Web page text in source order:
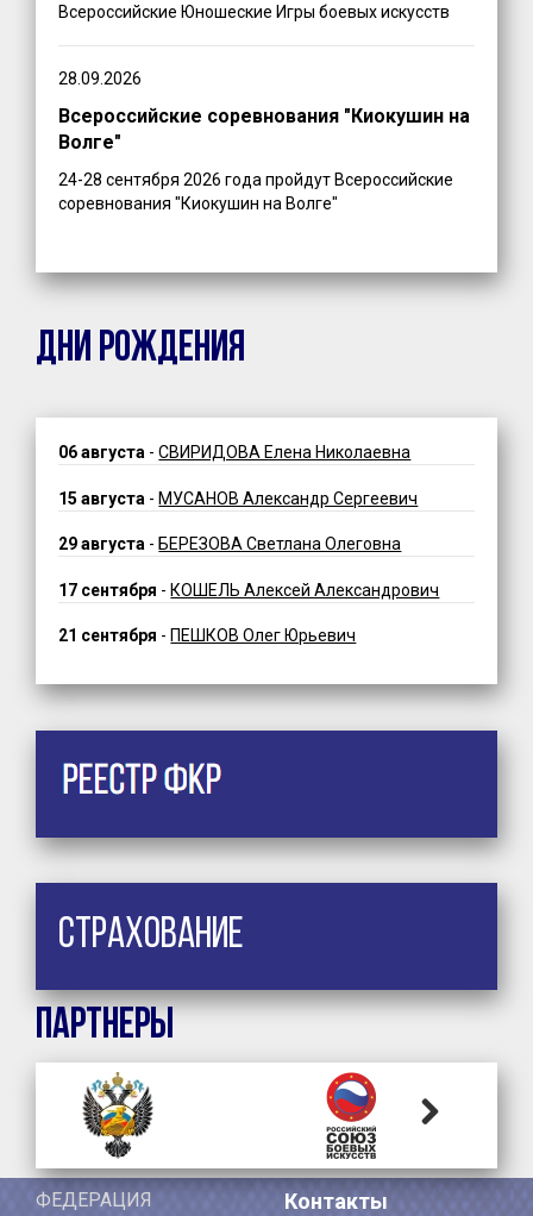
Всероссийские Юношеские Игры боевых искусств
28.09.2026
Всероссийские соревнования "Киокушин на
Волге"
24-28 сентября 2026 года пройдут Всероссийские
соревнования "Киокушин на Волге"
ДНИ РОЖДЕНИЯ
06 августа -СВИРИДОВА Елена Николаевна
15 августа - МУСАНОВ Александр Сергеевич
29 августа - БЕРЕЗОВА Светлана Олеговна
17 сентября -КОШЕЛЬ Алексей Александрович
21 сентября - ПЕШКОВ Олег Юрьевич
Страхование
Партнеры
ФЕДЕРАЦИЯ Контакты